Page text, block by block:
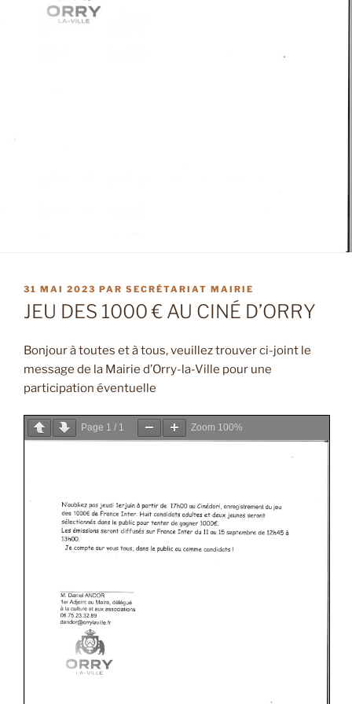
PUBLIÉ
LE
31 MAI 2023 PAR SECRÉTARIAT MAIRIE
JEU DES 1000 € AU CINÉ D’ORRY
Bonjour à toutes et à tous, veuillez trouver ci-joint le
message de la Mairie d’Orry-la-Ville pour une
participation éventuelle
Page 1 / 1 Zoom 100%